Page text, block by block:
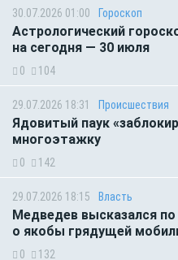
30.07.2026 01:00 Гороскоп
Астрологический
на сегодня — 30 июля
0 104
29.07.2026 18:31 Происшествия
Ядовитый паук
многоэтажку
0 142
29.07.2026 18:15 Власть
Медведев высказался
о якобы грядущей
0 132